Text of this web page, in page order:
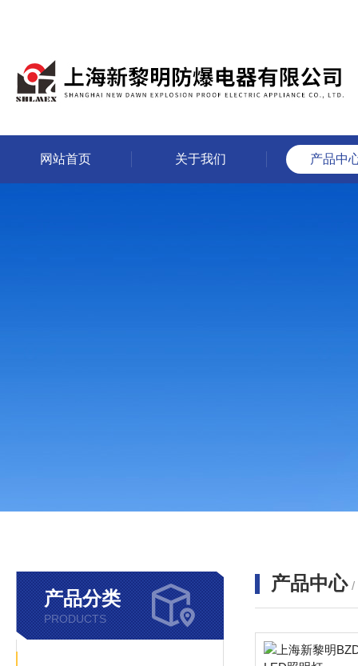
网站首页 关于我们 产品中
产品分类
PRODUCTS
产品中心 /